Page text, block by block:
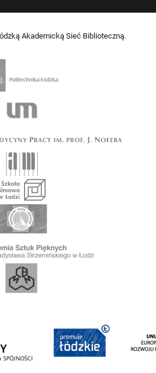
Akademicką Sieć Biblioteczną.